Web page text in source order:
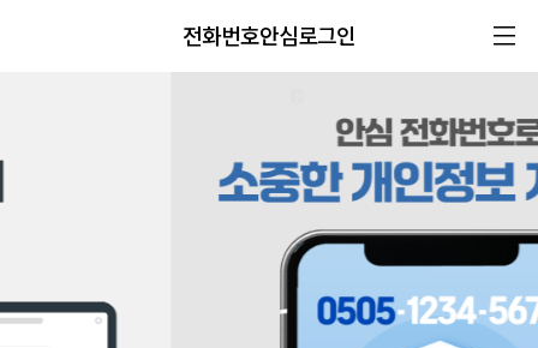
전화번호안심로그인